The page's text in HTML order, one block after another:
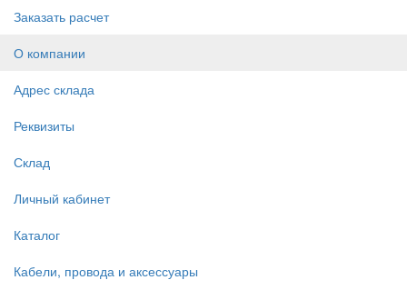
Заказать расчет
О компании
Адрес склада
Реквизиты
Склад
Личный кабинет
Каталог
Кабели, провода и аксессуары